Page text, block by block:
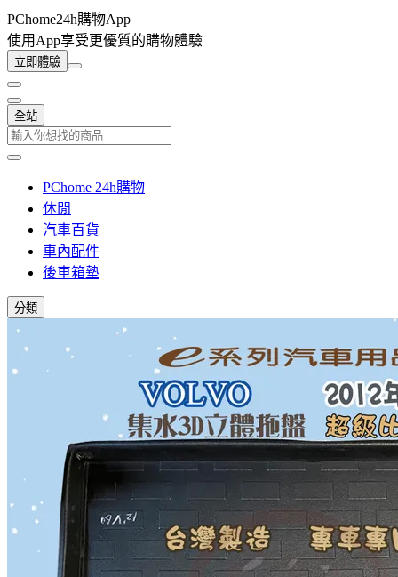
PChome24h購物App
使用App享受更優質的購物體驗
立即體驗
全站
PChome 24h購物
休閒
汽車百貨
車內配件
後車箱墊
分類